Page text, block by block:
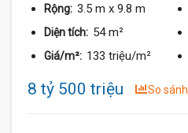
Rộng: 3.5 m x 9.8 m
Diện tích: 54 m²
Giá/m²: 133 triệu/m²
8 tỷ 500 triệu So sánh